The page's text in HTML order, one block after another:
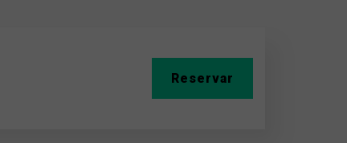
Reservar